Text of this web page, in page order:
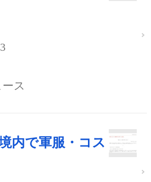
ス
内で軍服・コス